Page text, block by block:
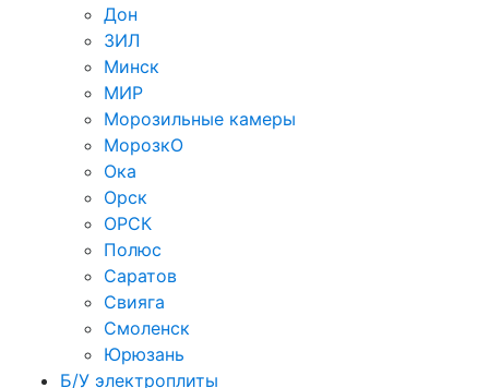
Дон
ЗИЛ
Минск
МИР
Морозильные камеры
МорозкО
Ока
Орск
ОРСК
Полюс
Саратов
Свияга
Смоленск
Юрюзань
Б/У электроплиты